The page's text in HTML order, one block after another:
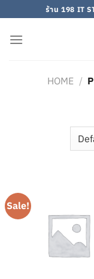
to
content
ร้าน 198 IT
HOME /
Sale!